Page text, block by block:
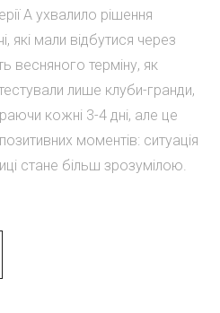
А ухвалило рішення
які мали відбутися через
весняного терміну, як
лише клуби-гранди,
кожні 3-4 дні, але це
моментів: ситуація
стане більш зрозумілою.